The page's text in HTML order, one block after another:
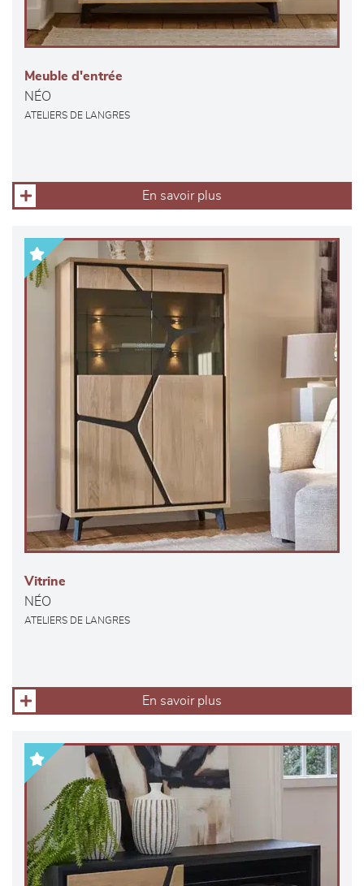
Meuble d'entrée
NÉO
ATELIERS DE LANGRES
En savoir plus
Vitrine
NÉO
ATELIERS DE LANGRES
En savoir plus